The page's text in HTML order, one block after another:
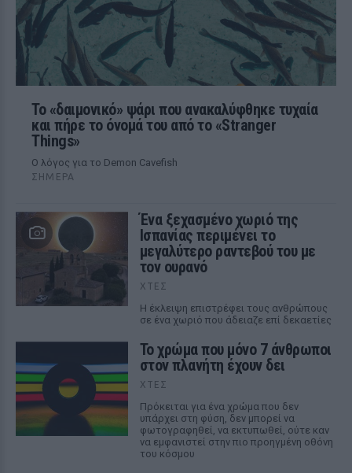
Το «δαιμονικό» ψάρι που ανακαλύφθηκε τυχαία
και πήρε το όνομά του από το «Stranger
Things»
Ο λόγος για το Demon Cavefish
ΣΉΜΕΡΑ
Ένα ξεχασμένο χωριό της
Ισπανίας περιμένει το
μεγαλύτερο ραντεβού του με
τον ουρανό
ΧΤΕΣ
Η έκλειψη επιστρέφει τους ανθρώπους
σε ένα χωριό που άδειαζε επί δεκαετίες
Το χρώμα που μόνο 7 άνθρωποι
στον πλανήτη έχουν δει
ΧΤΕΣ
Πρόκειται για ένα χρώμα που δεν
υπάρχει στη φύση, δεν μπορεί να
φωτογραφηθεί, να εκτυπωθεί, ούτε καν
να εμφανιστεί στην πιο προηγμένη οθόνη
του κόσμου